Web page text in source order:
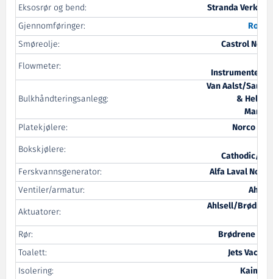
Eksosrør og bend:
Stranda
Gjennomføringer:
Smøreolje:
Castrol
Flowmeter:
Bulkhåndteringsanlegg:
Van Aalst/
&
Platekjølere:
Norco
Bokskjølere:
Cathodic/
Ferskvannsgenerator:
Alfa Laval
Ventiler/armatur:
Aktuatorer:
Ahlsell/
Rør:
Brødrene
Toalett:
Jets
Isolering: